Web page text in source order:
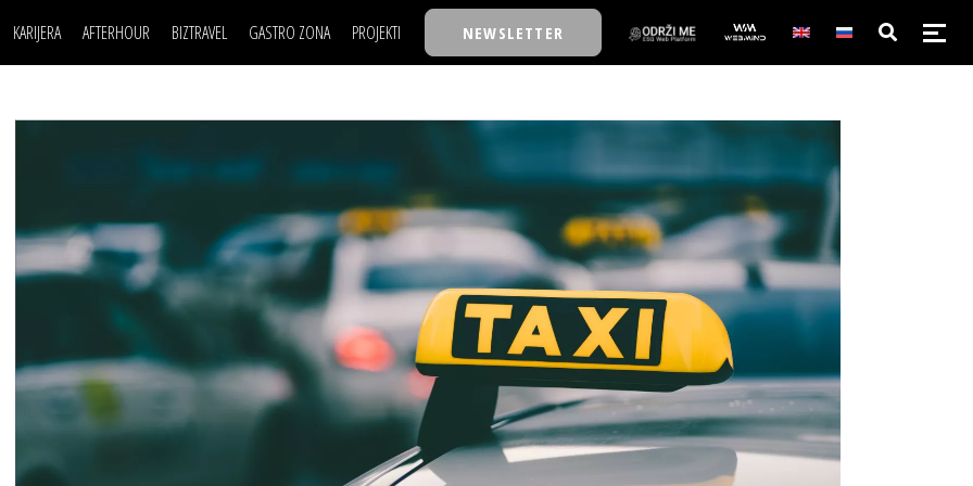
KARIJERA
USAVRŠAVANJE
KNOW-HOW
AFTERHOUR
AUTO SVET
STIL
WELLBEING
BIZTRAVEL GASTRO ZONA PROJEKTI
BACK TO OFFICE/SCHOOL
BIZBENDOVI
BIZKOLEGIJUM
BMW BIZNIS LIGA
BIZLIFE WEEK
IZJAVA GODINE
NEWSLETTER
POSAO
MOJ UGAO
FILM I SCENA
AUTO SVET
NAJKOLEGA
30 ISPOD 30
BIZBENDOVI
BIZKOLEGIJUM
BMW BIZNIS LIGA
BIZLIFE WEEK
IZJAVA GODINE